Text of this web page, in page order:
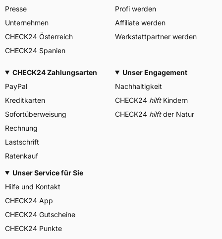
Presse
Unternehmen
CHECK24 Österreich
CHECK24 Spanien
Profi werden
Affiliate werden
Werkstattpartner werden
CHECK24 Zahlungsarten
PayPal
Kreditkarten
Sofortüberweisung
Rechnung
Lastschrift
Ratenkauf
Unser Engagement
Nachhaltigkeit
CHECK24 hilftKindern
CHECK24 hilftder Natur
Unser Service für Sie
Hilfe und Kontakt
CHECK24 App
CHECK24 Gutscheine
CHECK24 Punkte